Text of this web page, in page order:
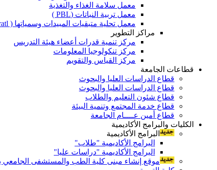
معمل سلامة الغذاء والتغذية
معمل تربية النباتات (PBL )
معمل تحلية متبقيات المبيدات وسمياتها ( Pratl )
مراكز التطوير
مركز تنمية قدرات أعضاء هيئة التدريس
مركز تنكولوجيا المعلومات
مركز القياس والتقويم
قطاعات الجامعة
قطاع الدراسات العليا والبحوث
قطاع الدراسات العليا والبحوث
قطاع شئون التعليم والطلاب
قطاع خدمة المجتمع وتنمية البيئة
قطاع أمين عــــام الجامعة
الكليات والبرامج الأكاديمية
البرامج الأكاديمية
البرامج الأكاديمية "طلاب"
البرامج الأكاديمية "دراسات عليا"
موقع إنشاء مبنى كلية الطب والمستشفى الجامعي